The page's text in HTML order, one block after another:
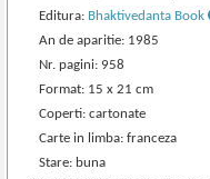
Editura: Bhaktivedanta Book
An de aparitie: 1985
Nr. pagini: 958
Format: 15 x 21 cm
Coperti: cartonate
Carte in limba: franceza
Stare: buna